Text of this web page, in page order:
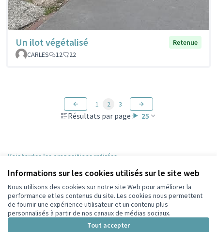
Informations sur les cookies utilisés sur le site web
Nous utilisons des cookies sur notre site Web pour améliorer la
performance et les contenus du site. Les cookies nous permettent
de fournir une expérience utilisateur et un contenu plus
personnalisés à partir de nos canaux de médias sociaux.
Tout accepter
Un ilot végétalisé
Retenue
CARLES
12 22
Résultats par page : 25
1 2 3
Voir toutes les propositions retirées
Conditions d'utilisation
Paramètres des cookies
Participez Villeurbanne sur X
(Lien externe)
Participez Villeurbanne sur Facebook
Participez Villeurbanne sur Instagram
Participez Villeurbanne sur YouTube
(Lien externe)